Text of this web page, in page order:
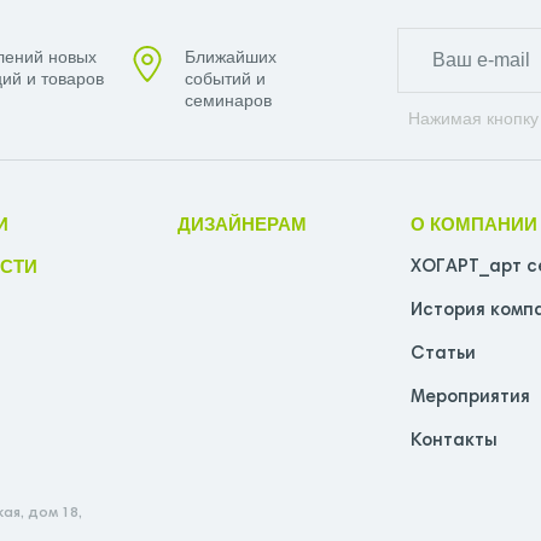
новых
и товаров
Ближайших
событий и
семинаров
Нажимая
ДИЗАЙНЕРАМ О КОМПАНИИ
ХОГАРТ_арт
История
Статьи
Мероприятия
Контакты
дом 18,